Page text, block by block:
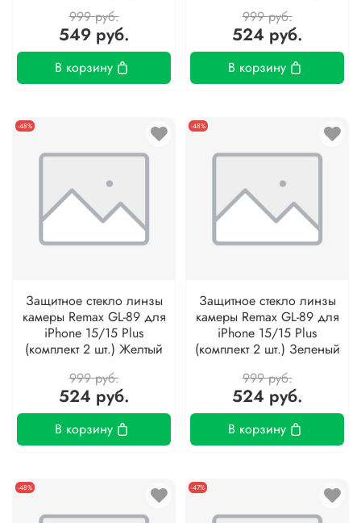
999 руб.
549 руб.
В корзину
999 руб.
524 руб.
В корзину
-48%
Защитное стекло линзы
камеры Remax GL-89 для
iPhone 15/15 Plus
(комплект 2 шт.) Желтый
999 руб.
524 руб.
В корзину
-48%
Защитное стекло линзы
камеры Remax GL-89 для
iPhone 15/15 Plus
(комплект 2 шт.) Зеленый
999 руб.
524 руб.
В корзину
-48% -47%